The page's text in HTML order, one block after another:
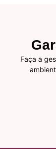
Faça a